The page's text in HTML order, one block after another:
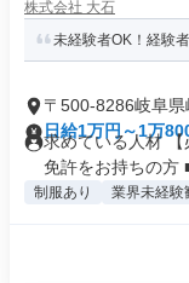
株式会社 大石
未経験者OK！経験
〒500-8286岐阜
日給1万円～1万
求めている人材
免許をお持ちの方
制服あり 業界未経験